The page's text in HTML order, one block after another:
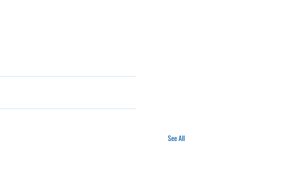
See All